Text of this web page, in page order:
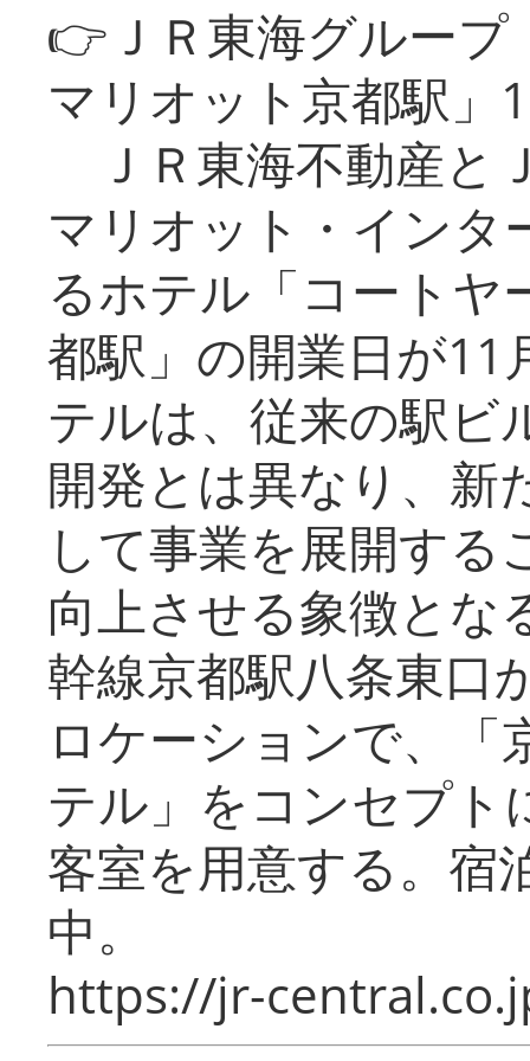
👉ＪＲ東海グルー
マリオット京都駅」
ＪＲ東海不動産と
マリオット・インタ
るホテル「コートヤ
都駅」の開業日が11
テルは、従来の駅ビ
開発とは異なり、新
して事業を展開する
向上させる象徴とな
幹線京都駅八条東口
ロケーションで、「
テル」をコンセプト
客室を用意する。宿
中。
https://jr-